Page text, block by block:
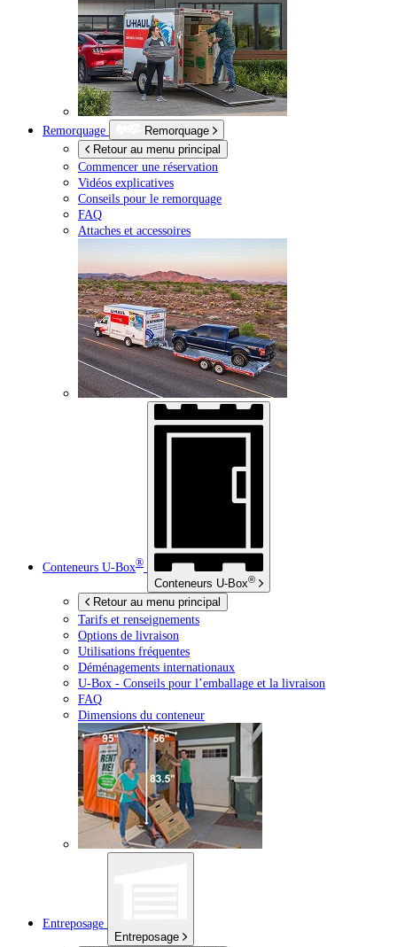
Remorquage
Remorquage
Retour au menu principal
Commencer une réservation
Vidéos explicatives
Conseils pour le remorquage
FAQ
Attaches et accessoires
Conteneurs U-Box®
Conteneurs U-Box®
Retour au menu principal
Tarifs et renseignements
Options de livraison
Utilisations fréquentes
Déménagements internationaux
U-Box - Conseils pour l’emballage et la livraison
FAQ
Dimensions du conteneur
Entreposage
Entreposage